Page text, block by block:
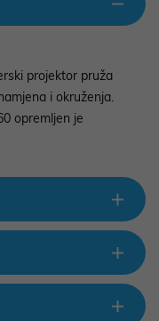
projektor pruža
i okruženja.
opremljen je